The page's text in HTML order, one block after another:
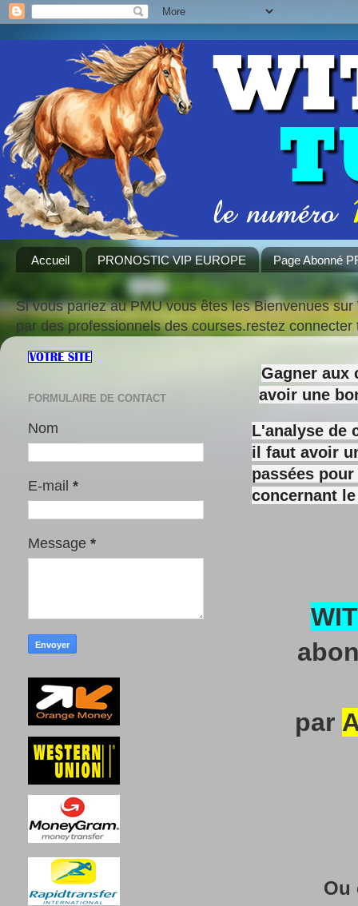
Accueil PRONOSTIC VIP EUROPE Page Abonné
Si vous pariez au PMU vous êtes les Bienvenues
par des professionnels des courses.restez
Gagner aux
avoir une
L'analyse de
il faut avoir
passées
concernant
par
Ou
FORMULAIRE DE CONTACT
Nom
E-mail *
Message *